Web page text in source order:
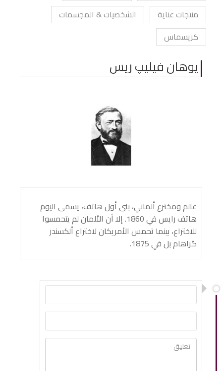
منتجات عناية
الشخصيات & المجسمات
كريسماس
يوهان فيليپ ريس
عالم ومخترع ألماني، بنى أول هاتف، يسمى اليوم
هاتف رايس في 1860. إلا أن الألمان لم يتحمسوا
للاختراع، بينما تحمس الأمريكان لاختراع ألكسندر
گراهام بل في 1875.